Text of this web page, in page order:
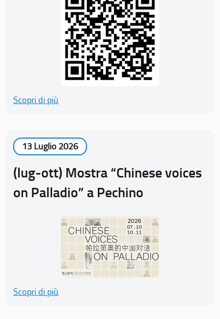
Scopri di più
13 Luglio 2026
(lug-ott) Mostra “Chinese voices
on Palladio” a Pechino
Scopri di più